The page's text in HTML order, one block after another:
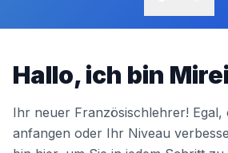
Hallo, ich bin
Ihr neuer Französischlehrer! Egal,
anfangen oder Ihr Niveau